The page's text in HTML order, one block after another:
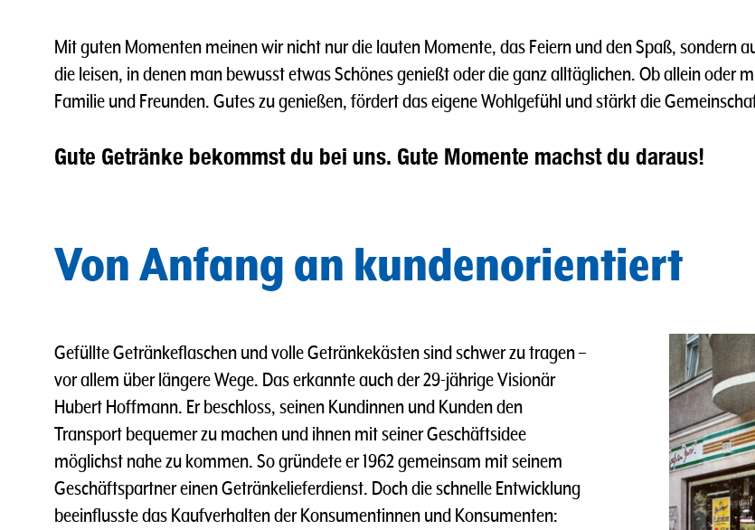
Mit guten Momenten meinen wir nicht nur die lauten Momente, das Feiern und den Spaß, sondern
die leisen, in denen man bewusst etwas Schönes genießt oder die ganz alltäglichen. Ob allein oder
Familie und Freunden. Gutes zu genießen, fördert das eigene Wohlgefühl und stärkt die
Gute Getränke bekommst du bei uns. Gute Momente machst du daraus!
Von Anfang an kundenorientiert
Gefüllte Getränkeflaschen und volle Getränkekästen sind schwer zu tragen –
vor allem über längere Wege. Das erkannte auch der 29-jährige Visionär
Hubert Hoffmann. Er beschloss, seinen Kundinnen und Kunden den
Transport bequemer zu machen und ihnen mit seiner Geschäftsidee
möglichst nahe zu kommen. So gründete er 1962 gemeinsam mit seinem
Geschäftspartner einen Getränkelieferdienst. Doch die schnelle Entwicklung
beeinflusste das Kaufverhalten der Konsumentinnen und Konsumenten: